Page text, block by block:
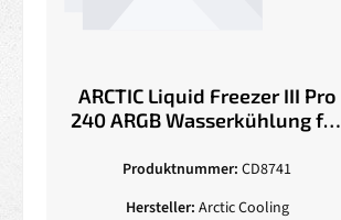
ARCTIC Liquid Freezer III Pro
240 ARGB Wasserkühlung für
2x120mm Lüfter
Produktnummer: CD8741
Hersteller: Arctic Cooling